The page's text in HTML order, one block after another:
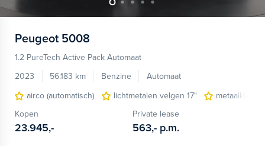
Peugeot 5008
1.2 PureTech Active Pack Automaat
2023
56.183 km Benzine
Automaat
airco (automatisch)
lichtmetalen velgen 17"
metaalkleur
Kopen
23.945,-
Private lease
563,- p.m.